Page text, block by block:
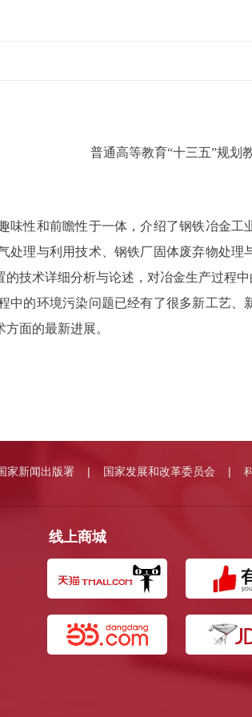
普通高等教育“十三五”规划
味性和前瞻性于一体，介绍了钢铁冶金
处理与利用技术、钢铁厂固体废弃物处
技术详细分析与论述，对冶金生产过程
中的环境污染问题已经有了很多新工艺
面的最新进展。
线上商城
家新闻出版署 | 国家发展和改革委员会 |